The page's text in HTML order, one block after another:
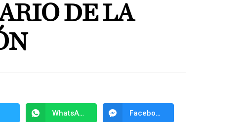
DE LA
WhatsApp Facebook Messenger